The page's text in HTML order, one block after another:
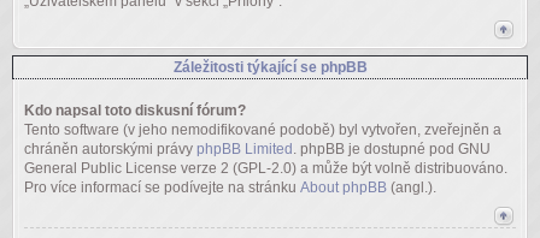
Záležitosti týkající se phpBB
Kdo napsal toto diskusní fórum?
Tento software (v jeho nemodifikované podobě) byl vytvořen, zveřejněn a
chráněn autorskými právy phpBB Limited . phpBB je dostupné pod GNU
General Public License verze 2 (GPL-2.0) a může být volně distribuováno.
Pro více informací se podívejte na stránku About phpBB (angl.).